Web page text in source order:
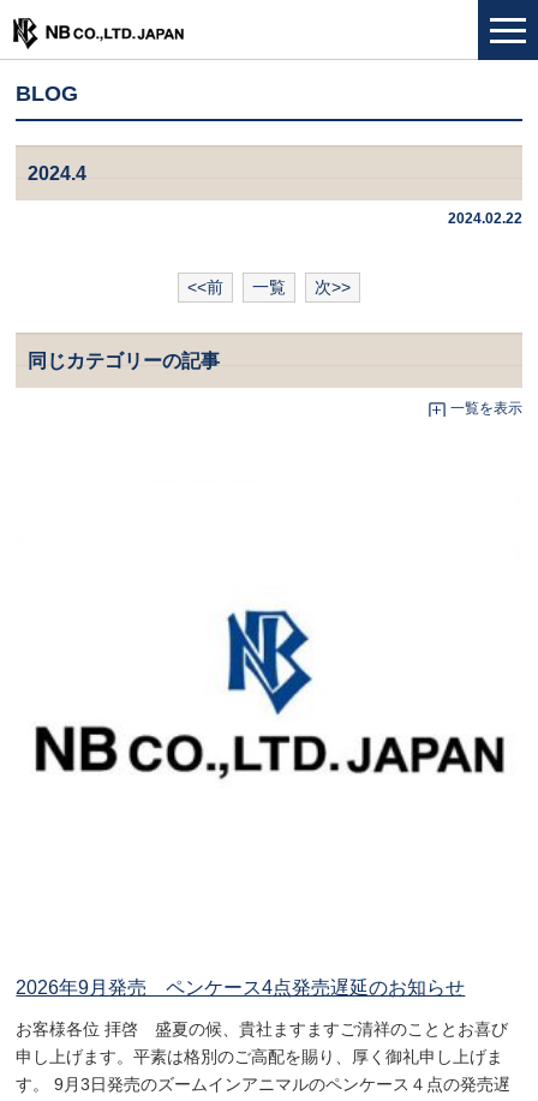
BLOG
2024.4
2024.02.22
<<前 一覧 次>>
同じカテゴリーの記事
一覧を表示
2026年9月発売 ペンケース4点発売遅延のお知らせ
お客様各位 拝啓 盛夏の候、貴社ますますご清祥のこととお喜び
申し上げます。平素は格別のご高配を賜り、厚く御礼申し上げま
す。 9月3日発売のズームインアニマルのペンケース４点の発売遅